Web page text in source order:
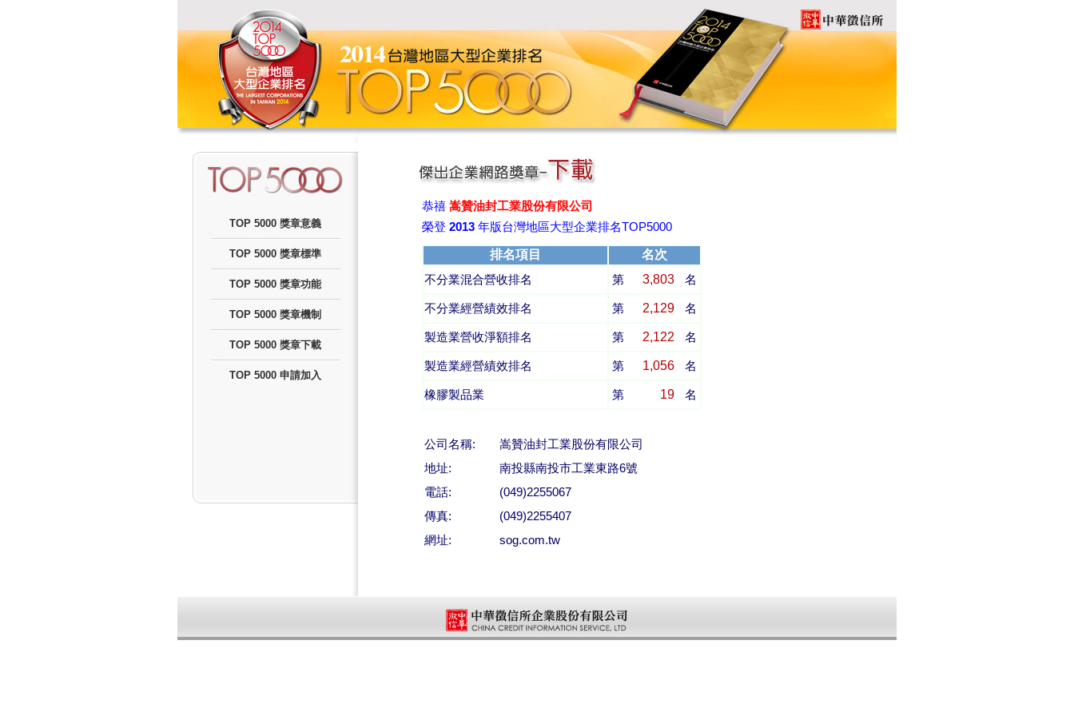
TOP 5000 獎章意義
TOP 5000 獎章標準
TOP 5000 獎章功能
TOP 5000 獎章機制
TOP 5000 獎章下載
TOP 5000 申請加入
恭禧 嵩贊油封工業股份有限公司
榮登 2013年版台灣地區大型企業排名TOP5000
排名項目 名次
不分業混合營收排名 第 3,803 名
不分業經營績效排名 第 2,129 名
製造業營收淨額排名 第 2,122 名
製造業經營績效排名 第 1,056 名
橡膠製品業 第 19 名
公司名稱:
嵩贊油封工業股份有限公司
地址:
南投縣南投市工業東路6號
電話:
(049)2255067
傳真:
(049)2255407
網址:
sog.com.tw